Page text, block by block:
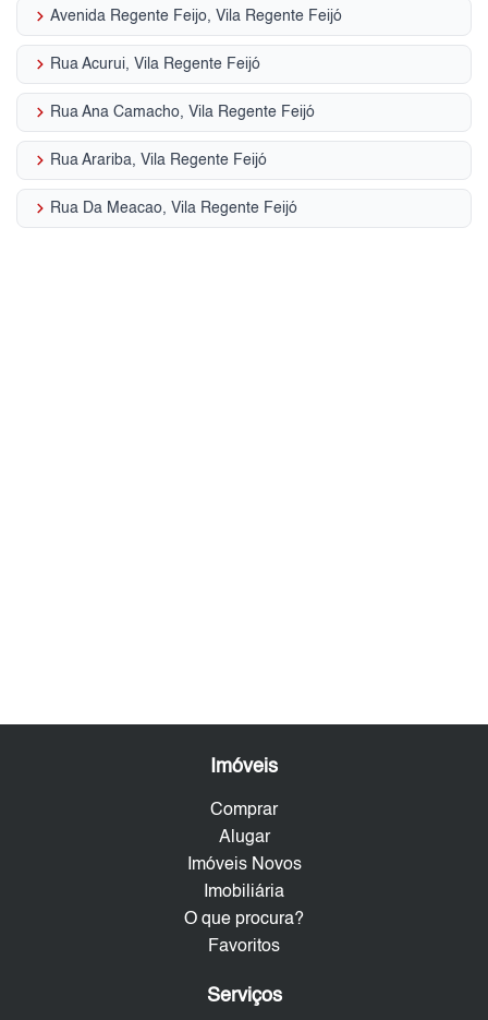
keyboard_arrow_right Avenida Regente Feijo, Vila Regente Feijó
keyboard_arrow_right Rua Acurui, Vila Regente Feijó
keyboard_arrow_right Rua Ana Camacho, Vila Regente Feijó
keyboard_arrow_right Rua Arariba, Vila Regente Feijó
keyboard_arrow_right Rua Da Meacao, Vila Regente Feijó
Imóveis
Comprar
Alugar
Imóveis Novos
Imobiliária
O que procura?
Favoritos
Serviços